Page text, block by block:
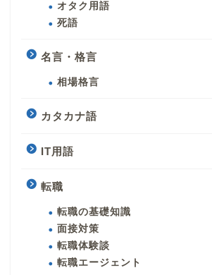
オタク用語
死語
名言・格言
相場格言
カタカナ語
IT用語
転職
転職の基礎知識
面接対策
転職体験談
転職エージェント